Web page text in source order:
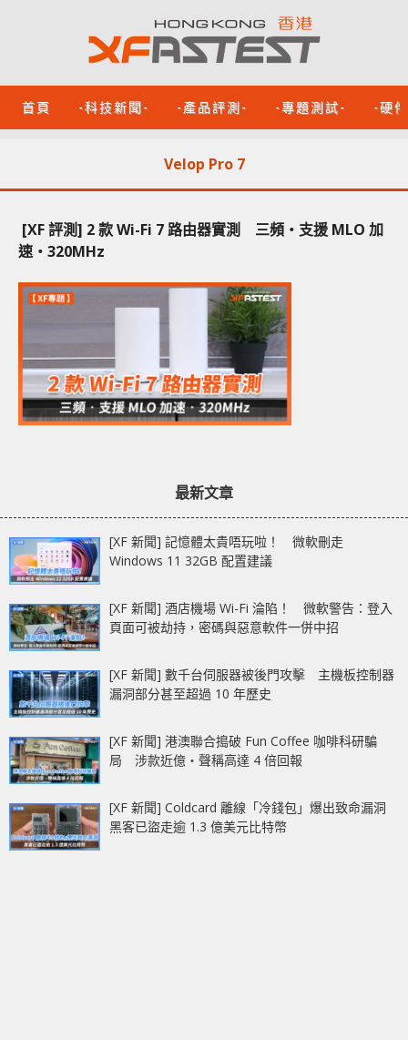
首頁 -科技新聞- -產品評測- -專題測試- -硬
Velop Pro 7
[XF 評測] 2 款 Wi-Fi 7 路由器實測 三頻‧支援 MLO 加
速‧320MHz
最新文章
[XF 新聞] 記憶體太貴唔玩啦！ 微軟刪走
Windows 11 32GB 配置建議
[XF 新聞] 酒店機場 Wi-Fi 淪陷！ 微軟警告：登入
頁面可被劫持，密碼與惡意軟件一併中招
[XF 新聞] 數千台伺服器被後門攻擊 主機板控制器
漏洞部分甚至超過 10 年歷史
[XF 新聞] 港澳聯合搗破 Fun Coffee 咖啡科研騙
局 涉款近億‧聲稱高達 4 倍回報
[XF 新聞] Coldcard 離線「冷錢包」爆出致命漏洞
黑客已盜走逾 1.3 億美元比特幣